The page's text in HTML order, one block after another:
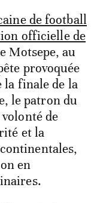
de football
officielle de
Motsepe, au
provoquée
finale de la
le patron du
de
et la
en